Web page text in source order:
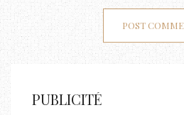
PUBLICITÉ